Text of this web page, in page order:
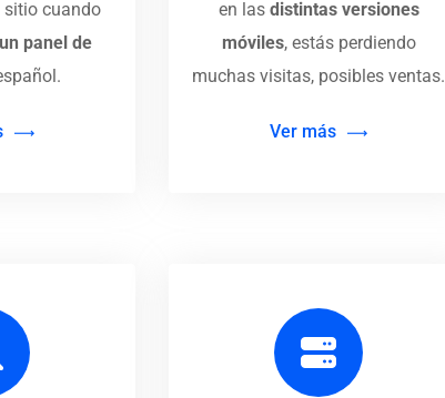
sitio cuando
panel de
en las distintas versiones
móviles, estás perdiendo
muchas visitas, posibles ventas.
Ver más